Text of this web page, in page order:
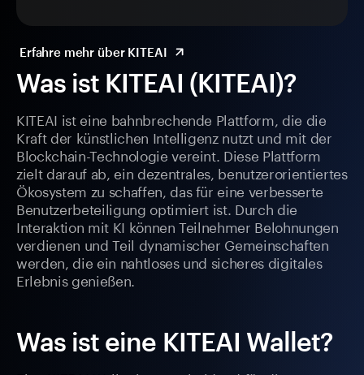
Was ist KITEAI (KITEAI)?
KITEAI ist eine bahnbrechende Plattform, die die
Kraft der künstlichen Intelligenz nutzt und mit der
Blockchain-Technologie vereint. Diese Plattform
zielt darauf ab, ein dezentrales, benutzerorientiertes
Ökosystem zu schaffen, das für eine verbesserte
Benutzerbeteiligung optimiert ist. Durch die
Interaktion mit KI können Teilnehmer Belohnungen
verdienen und Teil dynamischer Gemeinschaften
werden, die ein nahtloses und sicheres digitales
Erlebnis genießen.
Was ist eine KITEAI Wallet?
Erfahre mehr über KITEAI